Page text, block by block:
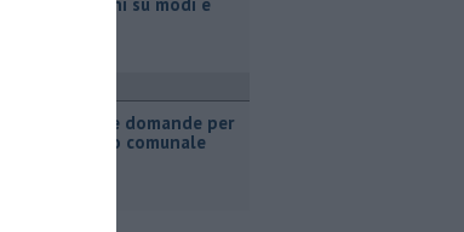
Nidi, ora le domande per
contributo comunale